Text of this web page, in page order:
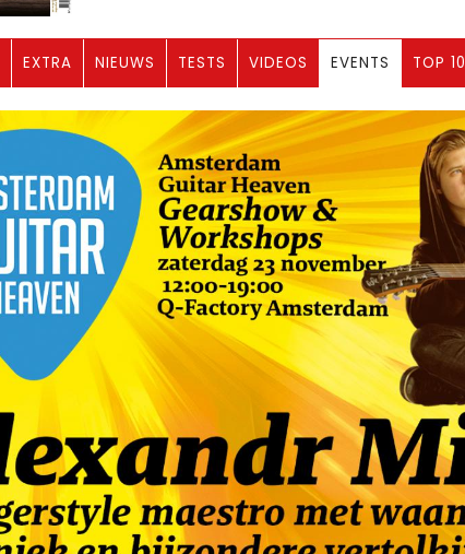
EXTRA NIEUWS TESTS VIDEOS EVENTS TOP 10